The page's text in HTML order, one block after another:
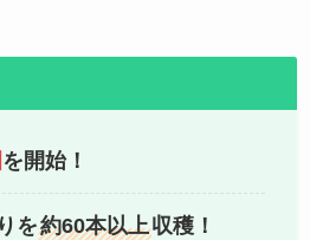
を開始！
を約60本以上収穫！